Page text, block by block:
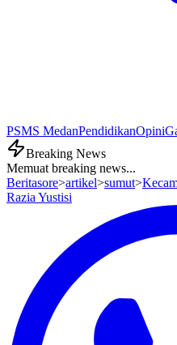
PSMS MedanPendidikanOpini
Breaking News
Memuat breaking news...
Beritasore>artikel>sumut>
Razia Yustisi